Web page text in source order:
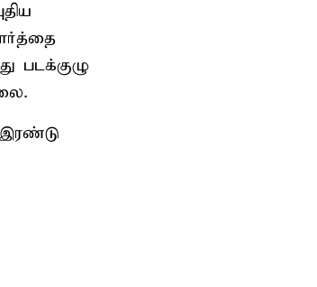
படக்குழு